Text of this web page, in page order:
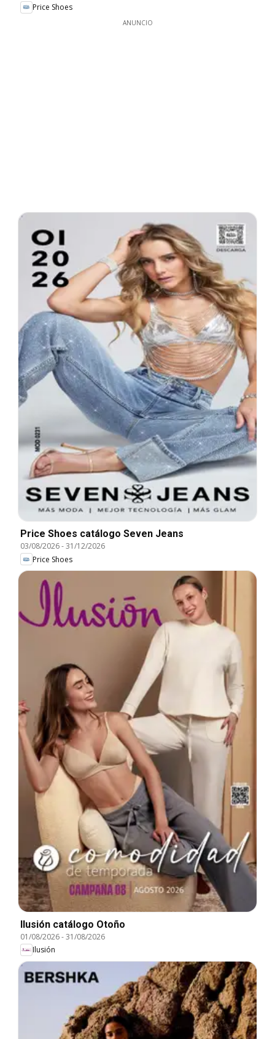
Price Shoes
ANUNCIO
Price Shoes catálogo Seven Jeans
03/08/2026-31/12/2026
Price Shoes
Ilusión catálogo Otoño
01/08/2026-31/08/2026
Ilusión